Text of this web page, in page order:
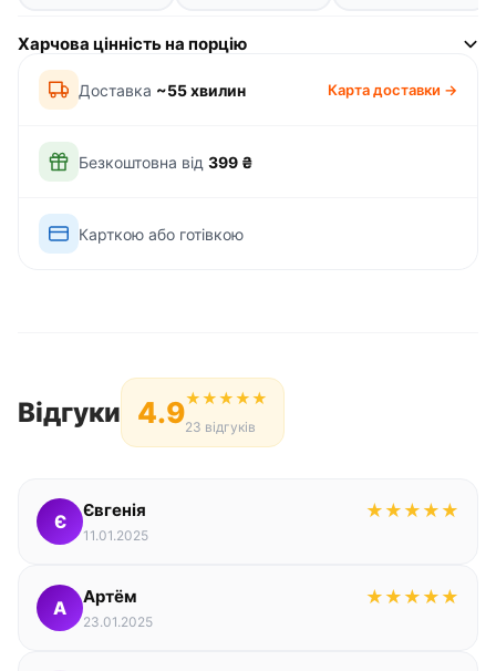
Харчова цінність на порцію
Доставка ~55 хвилин Карта доставки →
Безкоштовна від 399 ₴
Карткою або готівкою
Відгуки 4.9★★★★★
23 відгуків
Є
Євгенія ★ ★ ★ ★ ★
11.01.2025
А
Артём ★ ★ ★ ★ ★
23.01.2025